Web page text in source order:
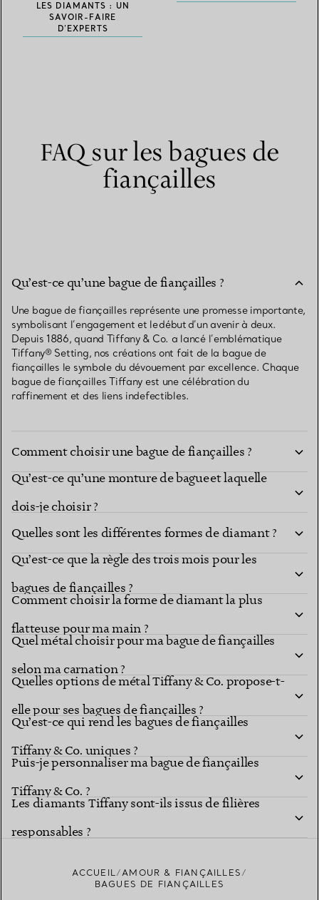
LES DIAMANTS : UN
SAVOIR-FAIRE
D’EXPERTS
FAQ sur les bagues de
fiançailles
Qu’est-ce qu’une bague de fiançailles ?
Une bague de fiançailles représente une promesse importante,
symbolisant l’engagement et le début d’un avenir à deux.
Depuis 1886, quand Tiffany & Co. a lancé l’emblématique
Tiffany® Setting, nos créations ont fait de la bague de
fiançailles le symbole du dévouement par excellence. Chaque
bague de fiançailles Tiffany est une célébration du
raffinement et des liens indefectibles.
Comment choisir une bague de fiançailles ?
Qu’est-ce qu’une monture de bague et laquelle
dois-je choisir ?
Quelles sont les différentes formes de diamant ?
Les formes de diamant
Qu’est-ce que la règle des trois mois pour les
bagues de fiançailles ?
Comment choisir la forme de diamant la plus
flatteuse pour ma main ?
explorer les
différentes formes
Quel métal choisir pour ma bague de fiançailles
selon ma carnation ?
Quelles options de métal Tiffany & Co. propose-t-
elle pour ses bagues de fiançailles ?
Qu’est-ce qui rend les bagues de fiançailles
Tiffany & Co. uniques ?
Puis-je personnaliser ma bague de fiançailles
Tiffany & Co. ?
Les diamants Tiffany sont-ils issus de filières
responsables ?
ACCUEIL
AMOUR & FIANÇAILLES
BAGUES DE FIANÇAILLES